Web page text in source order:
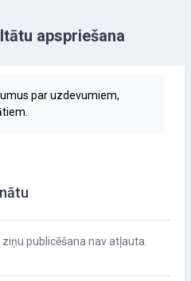
apspriešana
par uzdevumiem,
publicēšana nav atļauta.